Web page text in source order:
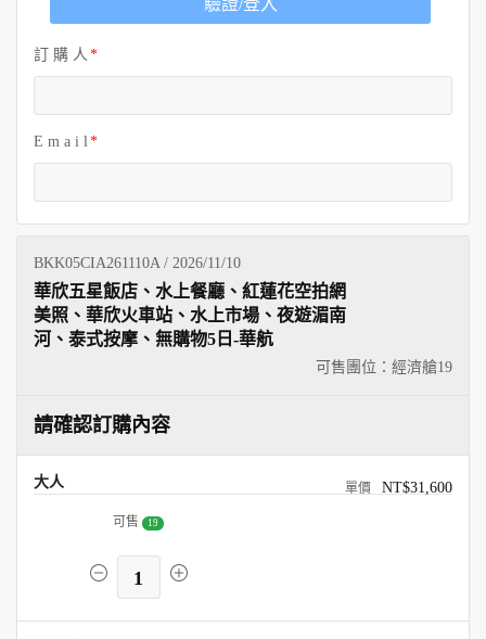
驗證/登入
訂 購 人
E m a i l
BKK05CIA261110A / 2026/11/10
可售團位：經濟艙19
華欣五星飯店、水上餐廳、紅蓮花空拍網
美照、華欣火車站、水上市場、夜遊湄南
河、泰式按摩、無購物5日-華航
請確認訂購內容
大人 NT$31,600
可售 19
1